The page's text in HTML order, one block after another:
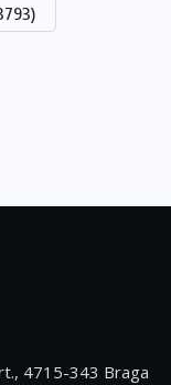
4715-343 Braga